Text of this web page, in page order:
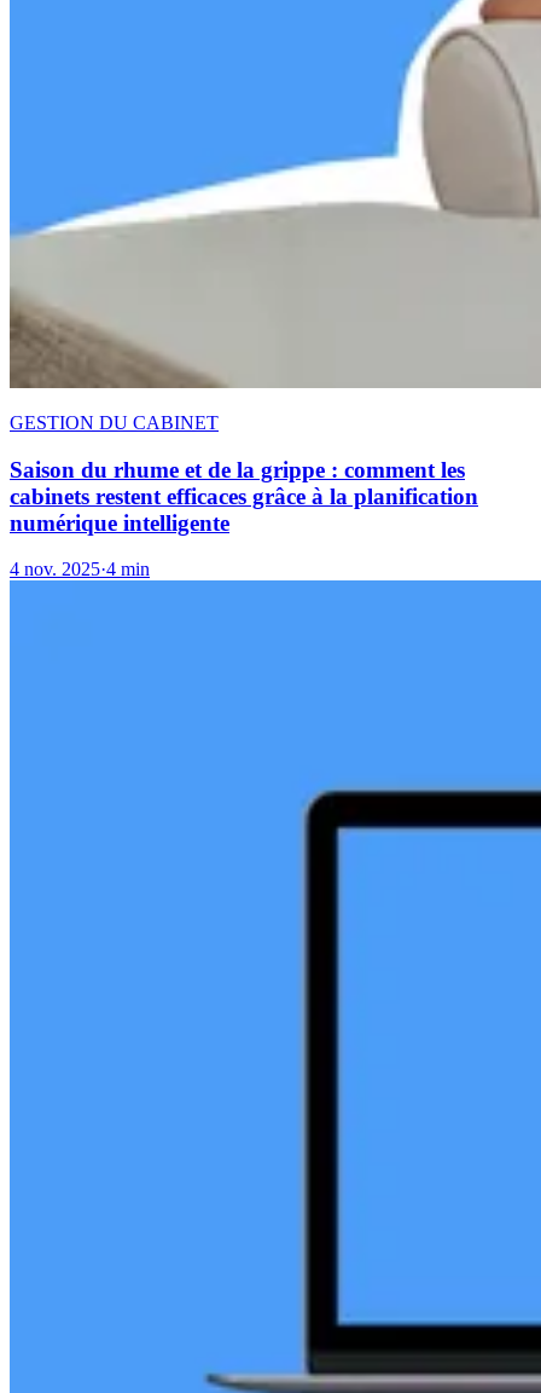
GESTION DU CABINET
Saison du rhume et de la grippe : comment les
cabinets restent efficaces grâce à la planification
numérique intelligente
4 nov. 2025·4 min